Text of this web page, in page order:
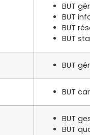
BUT
BUT
BUT
BUT
BUT
BUT
BUT
BUT